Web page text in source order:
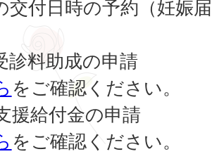
交付日時の予約（妊娠届
診料助成の申請
をご確認ください。
援給付金の申請
をご確認ください。